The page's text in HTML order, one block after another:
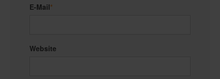
E-Mail*
Website